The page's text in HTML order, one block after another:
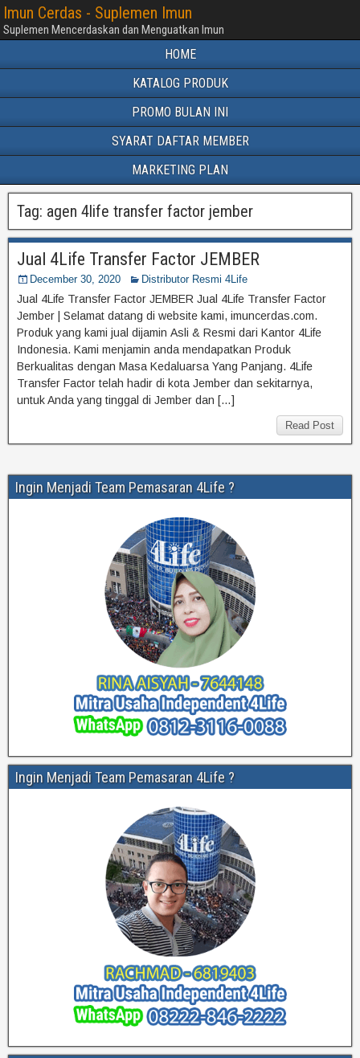
Imun Cerdas - Suplemen Imun
Suplemen Mencerdaskan dan Menguatkan Imun
HOME
KATALOG PRODUK
PROMO BULAN INI
SYARAT DAFTAR MEMBER
MARKETING PLAN
Tag: agen 4life transfer factor jember
Jual 4Life Transfer Factor JEMBER
December 30, 2020 Distributor Resmi 4Life
Jual 4Life Transfer Factor JEMBER Jual 4Life Transfer Factor
Jember | Selamat datang di website kami, imuncerdas.com.
Produk yang kami jual dijamin Asli & Resmi dari Kantor 4Life
Indonesia. Kami menjamin anda mendapatkan Produk
Berkualitas dengan Masa Kedaluarsa Yang Panjang. 4Life
Transfer Factor telah hadir di kota Jember dan sekitarnya,
untuk Anda yang tinggal di Jember dan […]
Read Post
Ingin Menjadi Team Pemasaran 4Life ?
Ingin Menjadi Team Pemasaran 4Life ?